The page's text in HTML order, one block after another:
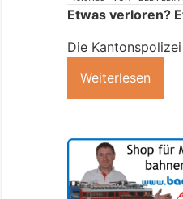
Etwas verloren?
Die
Weiterlesen